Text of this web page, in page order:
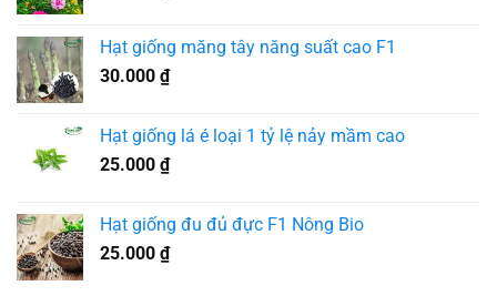
Hạt giống măng tây năng suất cao F1
30.000 ₫
Hạt giống lá é loại 1 tỷ lệ nảy mầm cao
25.000 ₫
Hạt giống đu đủ đực F1 Nông Bio
25.000 ₫